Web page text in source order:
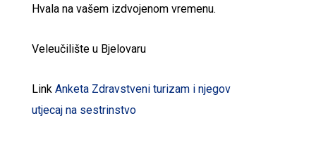
Hvala na vašem izdvojenom vremenu.
Veleučilište u Bjelovaru
Link Anketa Zdravstveni turizam i njegov
utjecaj na sestrinstvo